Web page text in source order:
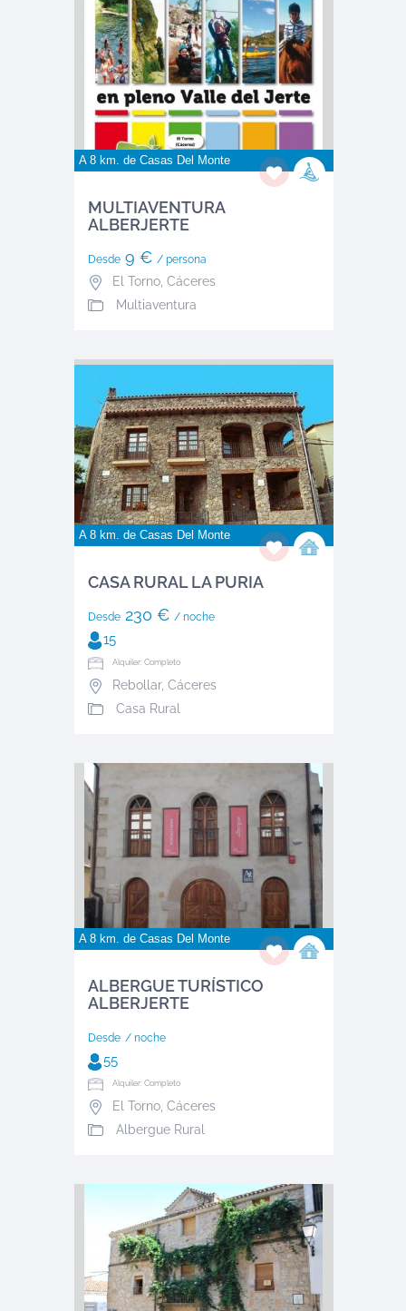
A 8 km. de Casas Del Monte
MULTIAVENTURA
ALBERJERTE
Desde9 € / persona
El Torno, Cáceres
Multiaventura
A 8 km. de Casas Del Monte
CASA RURAL LA PURIA
Desde230 € / noche
15
Alquiler: Completo
Rebollar, Cáceres
Casa Rural
A 8 km. de Casas Del Monte
ALBERGUE TURÍSTICO
ALBERJERTE
Desde / noche
55
Alquiler: Completo
El Torno, Cáceres
Albergue Rural